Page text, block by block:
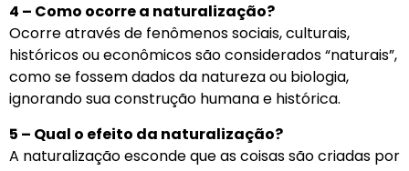
4 – Como ocorre a naturalização?
Ocorre através de fenômenos sociais, culturais,
históricos ou econômicos são considerados “naturais”,
como se fossem dados da natureza ou biologia,
ignorando sua construção humana e histórica.
5 – Qual o efeito da naturalização?
A naturalização esconde que as coisas são criadas por